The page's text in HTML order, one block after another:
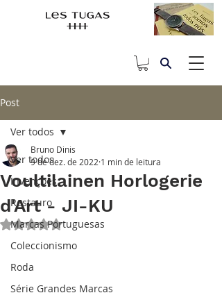
Post
Ver todos
Invenções
Restauro
Marcas Portuguesas
Coleccionismo
Roda
Série Grandes Marcas
Ver todos
Voultilainen Horlogerie
d'Art - JI-KU
Bruno Dinis
9 de dez. de 2022 1 min de leitura
Avaliado com NaN de 5 estrelas.